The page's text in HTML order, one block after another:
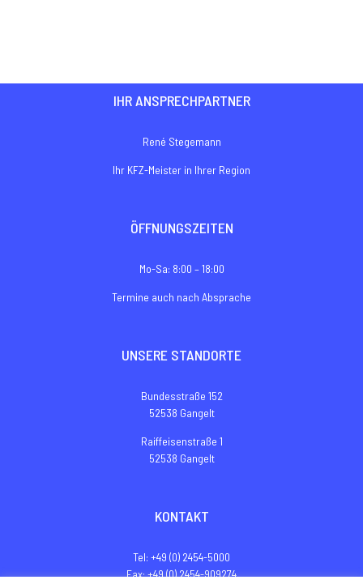
IHR ANSPRECHPARTNER
René Stegemann
Ihr KFZ-Meister in Ihrer Region
ÖFFNUNGSZEITEN
Mo-Sa: 8:00 – 18:00
Termine auch nach Absprache
UNSERE STANDORTE
Bundesstraße 152
52538 Gangelt
Raiffeisenstraße 1
52538 Gangelt
KONTAKT
Tel: +49 (0) 2454-5000
Fax: +49 (0) 2454-909274